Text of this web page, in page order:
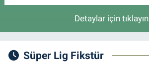
Detaylar için tıklayın
Süper Lig Fikstür